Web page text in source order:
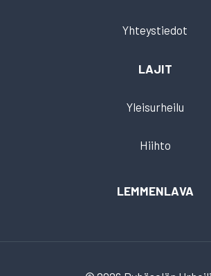
Yhteystiedot
LAJIT
Yleisurheilu
Hiihto
LEMMENLAVA